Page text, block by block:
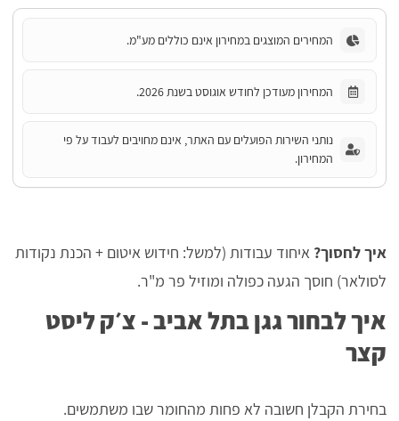
המחירים המוצגים במחירון אינם כוללים מע"מ.
המחירון מעודכן לחודש אוגוסט בשנת 2026.
נותני השירות הפועלים עם האתר, אינם מחויבים לעבוד על פי
המחירון.
איך לחסוך? איחוד עבודות (למשל: חידוש איטום + הכנת נקודות
לסולאר) חוסך הגעה כפולה ומוזיל פר מ"ר.
איך לבחור גגן בתל אביב - צ׳ק ליסט
קצר
בחירת הקבלן חשובה לא פחות מהחומר שבו משתמשים.